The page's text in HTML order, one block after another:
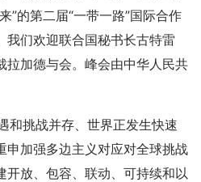
”的第二届“一带一路”国际合作
我们欢迎联合国秘书长古特雷
拉加德与会。峰会由中华人民共
和挑战并存、世界正发生快速
申加强多边主义对应对全球挑战
开放、包容、联动、可持续和以